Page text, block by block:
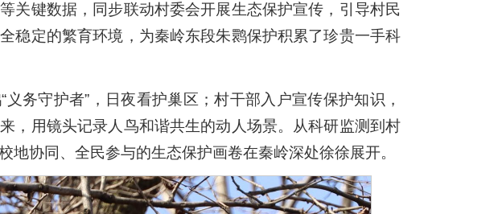
关键数据，同步联动村委会开展生态保护宣传，引导村民
稳定的繁育环境，为秦岭东段朱鹮保护积累了珍贵一手科
务守护者”，日夜看护巢区；村干部入户宣传保护知识，
，用镜头记录人鸟和谐共生的动人场景。从科研监测到村
地协同、全民参与的生态保护画卷在秦岭深处徐徐展开。